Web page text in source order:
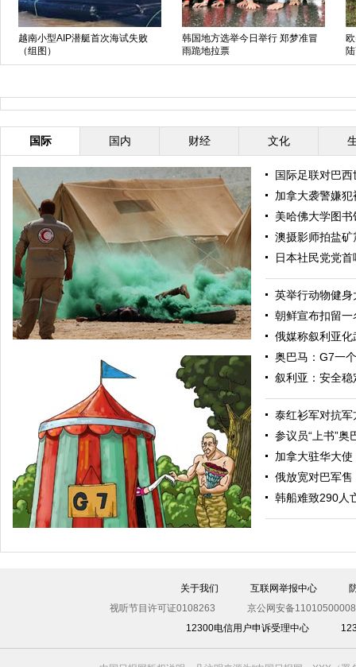
越南小型AIP潜艇首次海试失败
（组图）
韩国地方选举今日举行 郑梦准冒
雨跪地拉票
国际 国内 财经 文化
“渴望之狮”多国联合军演举行 美军秀军事力量
国际足联对巴
加拿大袭警嫌
美哈佛大学图
澳摄影师拍盐
日本社民党党
英举行动物健
朝鲜宣布扣留
俄媒称叙利亚
奥巴马：G7一
叙利亚：安全
泰红衫军对抗
参议员“上书”奥
加拿大驻华大
俄放宽对巴军
韩船难致290人
关于我们 互联网举报中心
视听节目许可证0108263
京公网安备
12300电信用户申诉受理中心